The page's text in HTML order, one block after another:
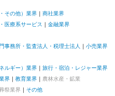
その他）業界
商社業界
医療系サービス
金融業界
事務所・監査法人・税理士法人
小売業界
ルギー）業界
旅行・宿泊・レジャー業界
界 教育業界
農林水産・鉱業
祭業界 その他